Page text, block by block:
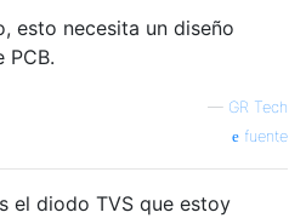
esto necesita un diseño
PCB.
— GR Tech
fuente
el diodo TVS que estoy